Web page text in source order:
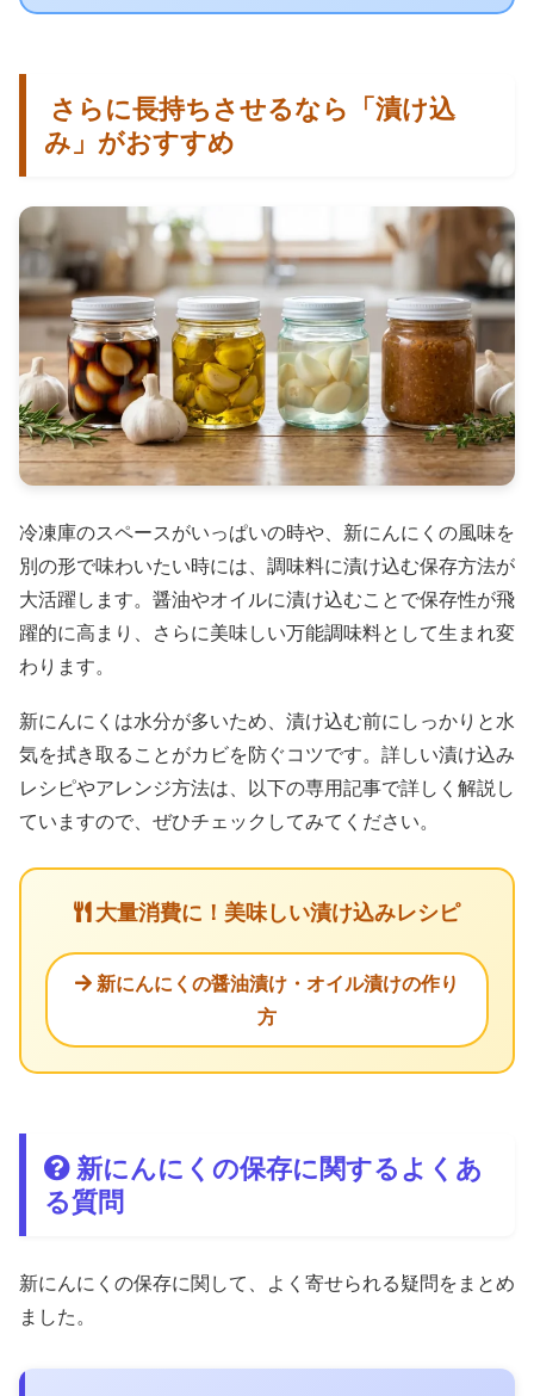
さらに長持ちさせるなら「漬け込
み」がおすすめ
冷凍庫のスペースがいっぱいの時や、新にんにくの風味を
別の形で味わいたい時には、調味料に漬け込む保存方法が
大活躍します。醤油やオイルに漬け込むことで保存性が飛
躍的に高まり、さらに美味しい万能調味料として生まれ変
わります。
新にんにくは水分が多いため、漬け込む前にしっかりと水
気を拭き取ることがカビを防ぐコツです。詳しい漬け込み
レシピやアレンジ方法は、以下の専用記事で詳しく解説し
ていますので、ぜひチェックしてみてください。
大量消費に！美味しい漬け込みレシピ
新にんにくの醤油漬け・オイル漬けの作り
方
新にんにくの保存に関するよくあ
る質問
新にんにくの保存に関して、よく寄せられる疑問をまとめ
ました。